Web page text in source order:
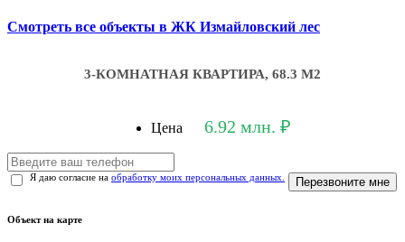
Смотреть все объекты в ЖК Измайловский лес
3-КОМНАТНАЯ КВАРТИРА, 68.3 М2
Цена 6.92 млн. ₽
Я даю согласие на обработку моих персональных данных. Перезвоните мне
Объект на карте